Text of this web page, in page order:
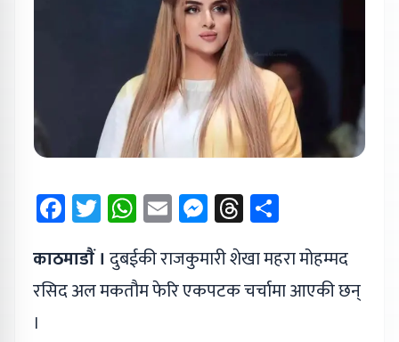
Facebook
Twitter
WhatsApp
EmailMessenger
Threads
काठमाडाैं । दुबईकी राजकुमारी शेखा महरा मोहम्मद
रसिद अल मकतौम फेरि एकपटक चर्चामा आएकी छन्
।